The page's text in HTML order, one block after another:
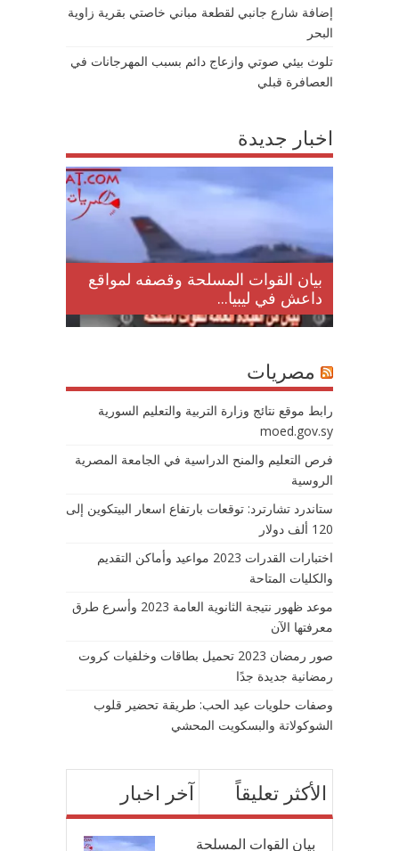
إضافة شارع جانبي لقطعة مباني خاصتي بقرية زاوية
البحر
تلوث بيئي صوتي وازعاج دائم بسبب المهرجانات في
العصافرة قبلي
اخبار جديدة
بيان القوات المسلحة وقصفه لمواقع
داعش في ليبيا...
مصريات
رابط موقع نتائج وزارة التربية والتعليم السورية
moed.gov.sy
فرص التعليم والمنح الدراسية في الجامعة المصرية
الروسية
ستاندرد تشارترد: توقعات بارتفاع اسعار البيتكوين إلى
120 ألف دولار
اختبارات القدرات 2023 مواعيد وأماكن التقديم
والكليات المتاحة
موعد ظهور نتيجة الثانوية العامة 2023 وأسرع طرق
معرفتها الآن
صور رمضان 2023 تحميل بطاقات وخلفيات كروت
رمضانية جديدة جدًا
وصفات حلويات عيد الحب: طريقة تحضير قلوب
الشوكولاتة والبسكويت المحشي
آخر اخبار الأكثر تعليقاً
بيان القوات المسلحة